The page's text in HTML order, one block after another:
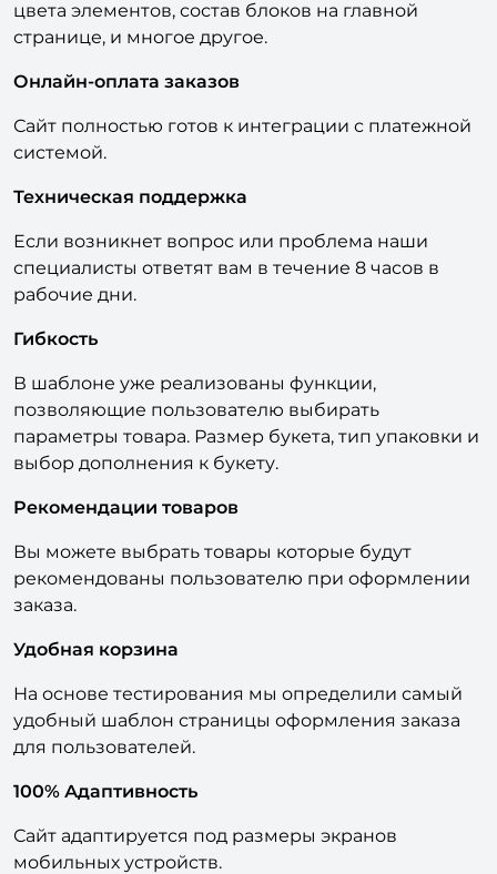
цвета элементов, состав блоков на главной
странице, и многое другое.
Онлайн-оплата заказов
Сайт полностью готов к интеграции с платежной
системой.
Техническая поддержка
Если возникнет вопрос или проблема наши
специалисты ответят вам в течение 8 часов в
рабочие дни.
Гибкость
В шаблоне уже реализованы функции,
позволяющие пользователю выбирать
параметры товара. Размер букета, тип упаковки и
выбор дополнения к букету.
Рекомендации товаров
Вы можете выбрать товары которые будут
рекомендованы пользователю при оформлении
заказа.
Удобная корзина
На основе тестирования мы определили самый
удобный шаблон страницы оформления заказа
для пользователей.
100% Адаптивность
Сайт адаптируется под размеры экранов
мобильных устройств.